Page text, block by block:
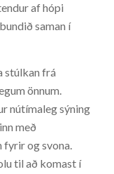
af hópi
saman í
stúlkan frá
önnum.
nútímaleg sýning
með
og svona.
til að komast í